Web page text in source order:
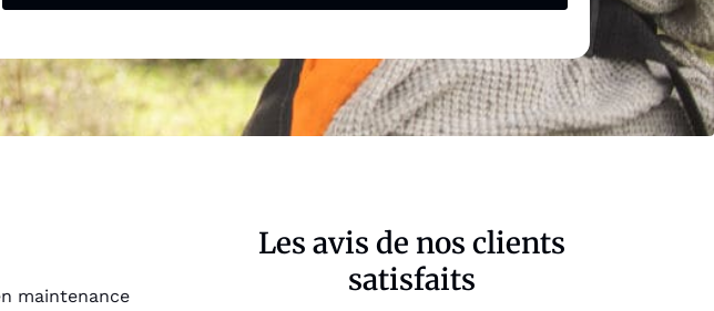
maintenance
Les avis de nos clients
satisfaits